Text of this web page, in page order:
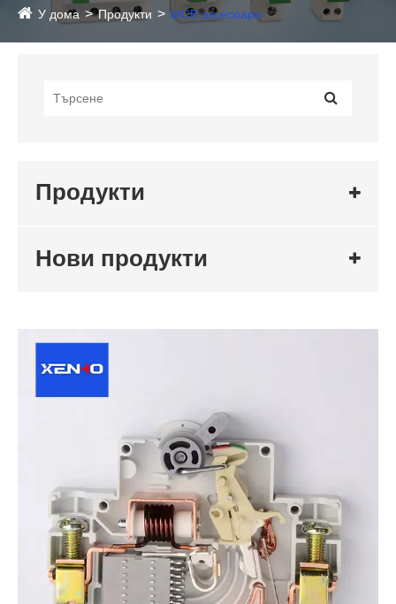
У дома Продукти MCB аксесоари
Продукти
Нови продукти